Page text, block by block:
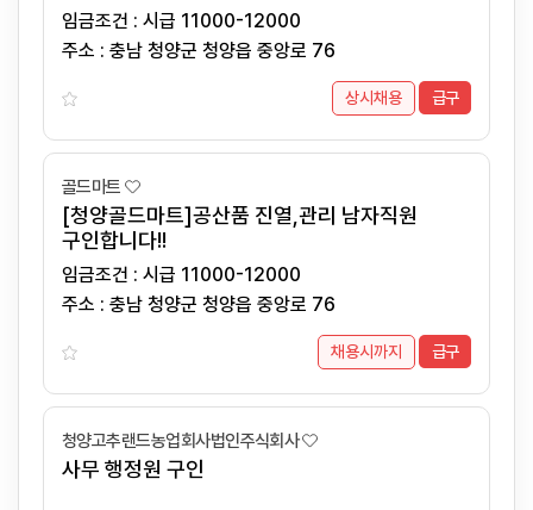
임금조건 : 시급 11000-12000
주소 : 충남 청양군 청양읍 중앙로 76
상시채용 급구
골드마트
[청양골드마트]공산품 진열,관리 남자직원
구인합니다!!
임금조건 : 시급 11000-12000
주소 : 충남 청양군 청양읍 중앙로 76
채용시까지 급구
청양고추랜드농업회사법인주식회사
사무 행정원 구인